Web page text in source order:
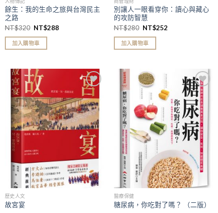
餘生：我的生命之旅與台灣民主
之路
NT$320 NT$288
加入購物車
別讓人一眼看穿你：讀心與藏心
的攻防智慧
NT$280 NT$252
加入購物車
加入
「願
望清
單」
歷史人文
故宮宴
加入
「願
望清
單」
醫療保健
糖尿病，你吃對了嗎？ （二版）